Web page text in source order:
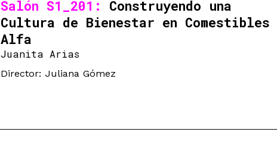
Salón S1_201: Construyendo una
Cultura de Bienestar en Comestibles
Alfa
Juanita Arias
Director: Juliana Gómez